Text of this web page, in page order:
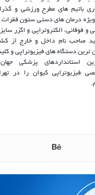
باتیم های مطرح ورزشی و
درمان های دستی ستون فقرات
و فوقانی، الکتروتراپی و اگزر
صاحب نام داخل و خارج از
ترین دستگاه های فیزیوتراپی و
استانداردهای پزشکی
فیزیوتراپی کیوان را در